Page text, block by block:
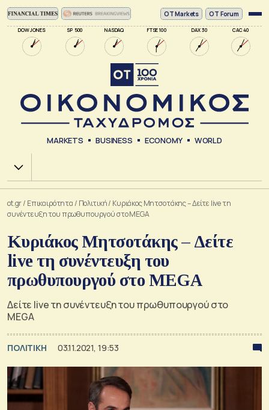
DOW JONES SP 500 NASDAQ FTSE 100 DAX 30 CAC 40
ΟΤ Markets OT Forum
MARKETS BUSINESS ECONOMY WORLD
Χ.Α.
ot.gr/ Επικαιρότητα / Πολιτική/ Κυριάκος Μητσοτάκης – Δείτε live τη
συνέντευξη του πρωθυπουργού στο MEGA
Κυριάκος Μητσοτάκης – Δείτε
live τη συνέντευξη του
πρωθυπουργού στο MEGA
Δείτε live τη συνέντευξη του πρωθυπουργού στο
MEGA
ΠΟΛΙΤΙΚΗ 03.11.2021, 19:53